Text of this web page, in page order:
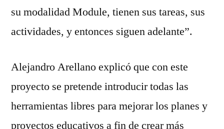
su modalidad Module, tienen sus tareas, sus
actividades, y entonces siguen adelante”.
Alejandro Arellano explicó que con este
proyecto se pretende introducir todas las
herramientas libres para mejorar los planes y
proyectos educativos a fin de crear más